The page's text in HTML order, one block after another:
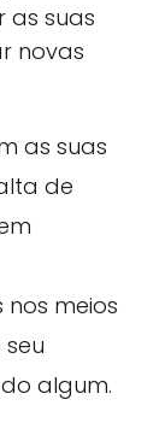
as suas
novas
as suas
de
meios
algum.